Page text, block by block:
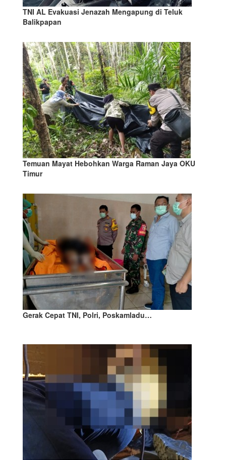
TNI AL Evakuasi Jenazah Mengapung di Teluk
Balikpapan
Temuan Mayat Hebohkan Warga Raman Jaya OKU
Timur
Gerak Cepat TNI, Polri, Poskamladu…